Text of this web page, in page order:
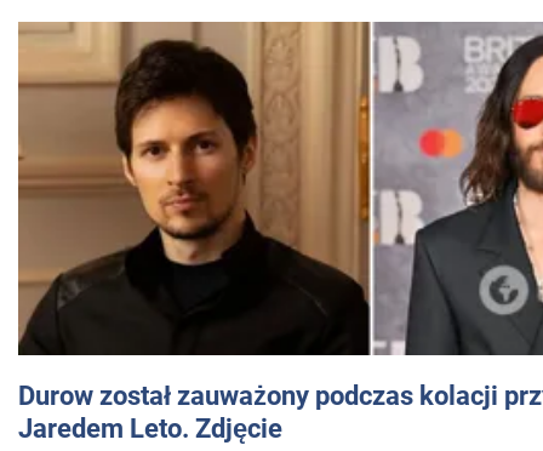
Durow został zauważony podczas kolacji
Jaredem Leto. Zdjęcie